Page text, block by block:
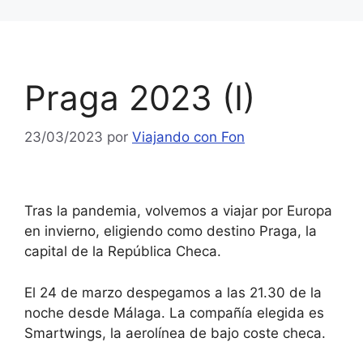
Praga 2023 (I)
23/03/2023 por Viajando con Fon
Tras la pandemia, volvemos a viajar por Europa
en invierno, eligiendo como destino Praga, la
capital de la República Checa.
El 24 de marzo despegamos a las 21.30 de la
noche desde Málaga. La compañía elegida es
Smartwings, la aerolínea de bajo coste checa.